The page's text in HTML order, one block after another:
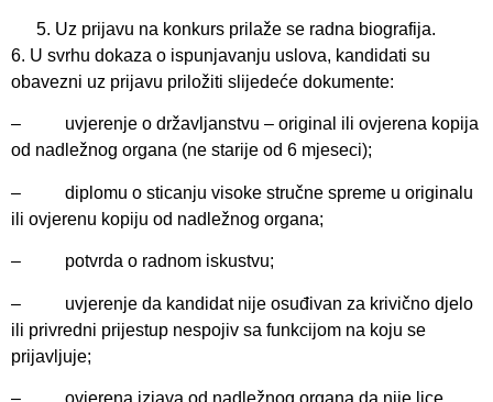
Uz prijavu na konkurs prilaže se radna biografija.
6. U svrhu dokaza o ispunjavanju uslova, kandidati su
obavezni uz prijavu priložiti slijedeće dokumente:
– uvjerenje o državljanstvu – original ili ovjerena kopija
od nadležnog organa (ne starije od 6 mjeseci);
– diplomu o sticanju visoke stručne spreme u originalu
ili ovjerenu kopiju od nadležnog organa;
– potvrda o radnom iskustvu;
– uvjerenje da kandidat nije osuđivan za krivično djelo
ili privredni prijestup nespojiv sa funkcijom na koju se
prijavljuje;
– ovjerena izjava od nadležnog organa da nije lice